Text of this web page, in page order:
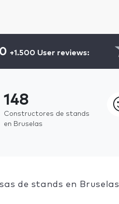
+1.500 User reviews:
148
Constructores de stands
en Bruselas
de stands en Bruselas